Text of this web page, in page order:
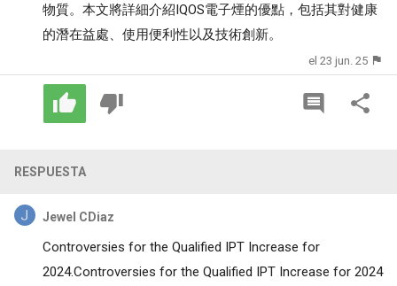
物質。本文將詳細介紹IQOS電子煙的優點，包括其對健康
的潛在益處、使用便利性以及技術創新。
el 23 jun. 25
RESPUESTA
Jewel CDiaz
Controversies for the Qualified IPT Increase for
2024.Controversies for the Qualified IPT Increase for 2024